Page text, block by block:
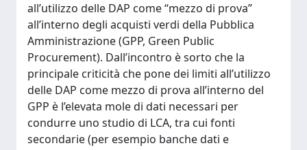
all’utilizzo delle DAP come “mezzo di prova”
all’interno degli acquisti verdi della Pubblica
Amministrazione (GPP, Green Public
Procurement). Dall’incontro è sorto che la
principale criticità che pone dei limiti all’utilizzo
delle DAP come mezzo di prova all’interno del
GPP è l’elevata mole di dati necessari per
condurre uno studio di LCA, tra cui fonti
secondarie (per esempio banche dati e